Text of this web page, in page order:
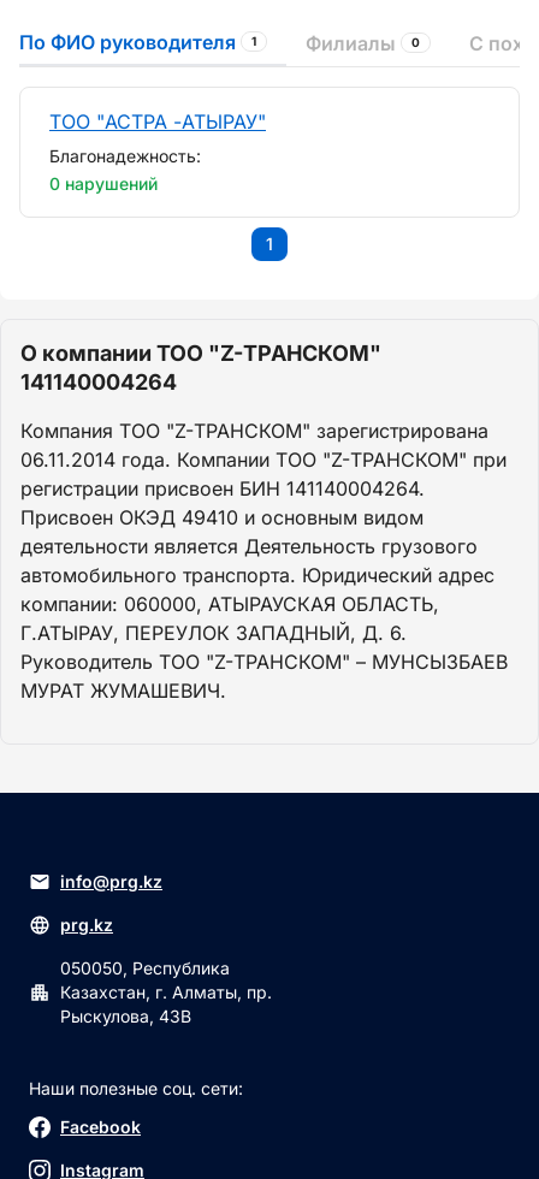
По ФИО руководителя 1 Филиалы 0 С
ТОО "АСТРА -АТЫРАУ"
Благонадежность:
0 нарушений
1
О компании ТОО "Z-ТРАНСКОМ"
141140004264
Компания ТОО "Z-ТРАНСКОМ" зарегистрирована
06.11.2014 года. Компании ТОО "Z-ТРАНСКОМ" при
регистрации присвоен БИН 141140004264.
Присвоен ОКЭД 49410 и основным видом
деятельности является Деятельность грузового
автомобильного транспорта. Юридический адрес
компании: 060000, АТЫРАУСКАЯ ОБЛАСТЬ,
Г.АТЫРАУ, ПЕРЕУЛОК ЗАПАДНЫЙ, Д. 6.
Руководитель ТОО "Z-ТРАНСКОМ" – МУНСЫЗБАЕВ
МУРАТ ЖУМАШЕВИЧ.
info@prg.kz
prg.kz
050050, Республика
Казахстан, г. Алматы, пр.
Рыскулова, 43В
Наши полезные соц. сети:
Facebook
Instagram